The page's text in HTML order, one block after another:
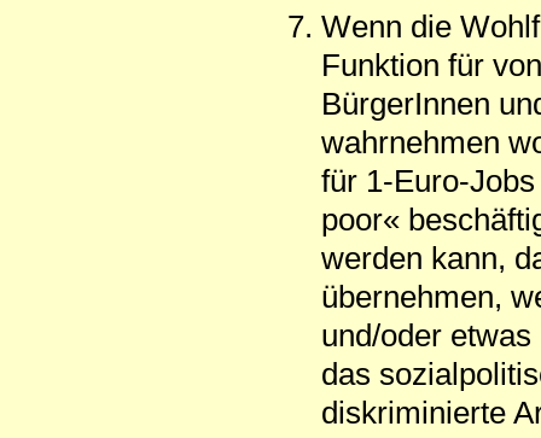
Wenn die
Funktion für
BürgerInnen
wahrnehmen
für 1-Euro-
poor«
werden kann,
übernehmen,
und/oder
das
diskriminierte